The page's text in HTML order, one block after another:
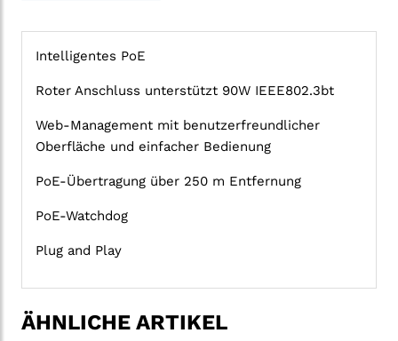
Intelligentes PoE
Roter Anschluss unterstützt 90W IEEE802.3bt
Web-Management mit benutzerfreundlicher
Oberfläche und einfacher Bedienung
PoE-Übertragung über 250 m Entfernung
PoE-Watchdog
Plug and Play
ÄHNLICHE ARTIKEL